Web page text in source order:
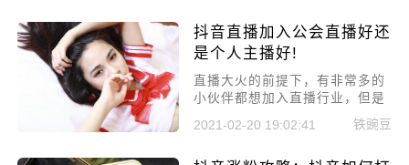
一些问题，所以今天就来讲讲
2021年最新抖音运营常见问题总
抖音直播加入公会直播好还
是个人主播好!
直播大火的前提下，有非常多的
小伙伴都想加入直播行业，但是
都比较纠结直播到底是靠自己直
播好还是加入公会直播好?今天
2021-02-20 19:02:41 铁豌豆